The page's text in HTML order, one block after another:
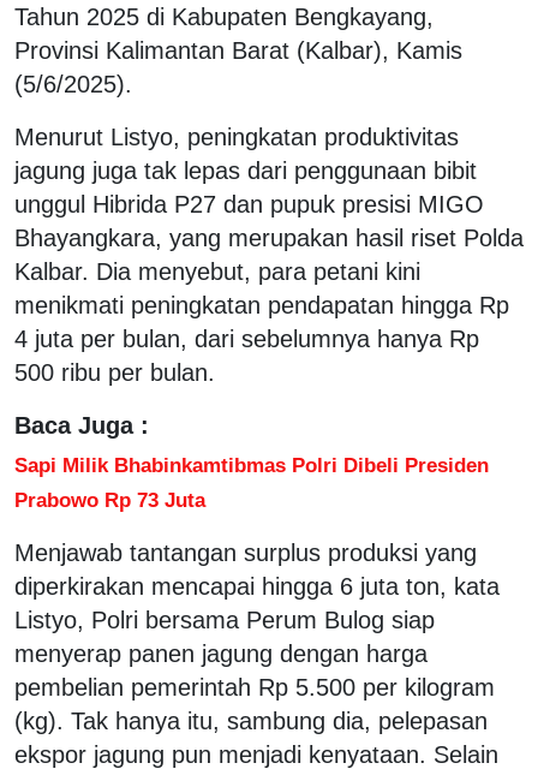
Tahun 2025 di Kabupaten Bengkayang,
Provinsi Kalimantan Barat (Kalbar), Kamis
(5/6/2025).
Menurut Listyo, peningkatan produktivitas
jagung juga tak lepas dari penggunaan bibit
unggul Hibrida P27 dan pupuk presisi MIGO
Bhayangkara, yang merupakan hasil riset Polda
Kalbar. Dia menyebut, para petani kini
menikmati peningkatan pendapatan hingga Rp
4 juta per bulan, dari sebelumnya hanya Rp
500 ribu per bulan.
Baca Juga :
Sapi Milik Bhabinkamtibmas Polri Dibeli Presiden
Prabowo Rp 73 Juta
Menjawab tantangan surplus produksi yang
diperkirakan mencapai hingga 6 juta ton, kata
Listyo, Polri bersama Perum Bulog siap
menyerap panen jagung dengan harga
pembelian pemerintah Rp 5.500 per kilogram
(kg). Tak hanya itu, sambung dia, pelepasan
ekspor jagung pun menjadi kenyataan. Selain